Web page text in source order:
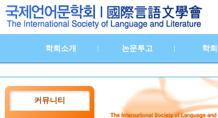
학회소개 | 논문투고 | 학
커뮤니티